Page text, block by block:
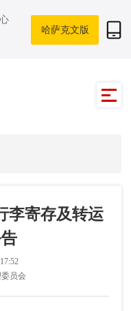
哈萨克文版
李寄存及转运
员会